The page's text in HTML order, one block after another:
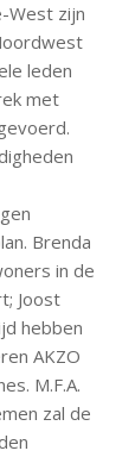
West zijn
leden
met
Brenda
in de
Joost
hebben
AKZO
M.F.A.
zal de